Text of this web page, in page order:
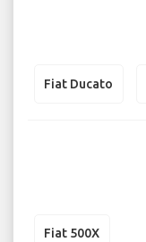
Fiat Ducato
Fiat 500X